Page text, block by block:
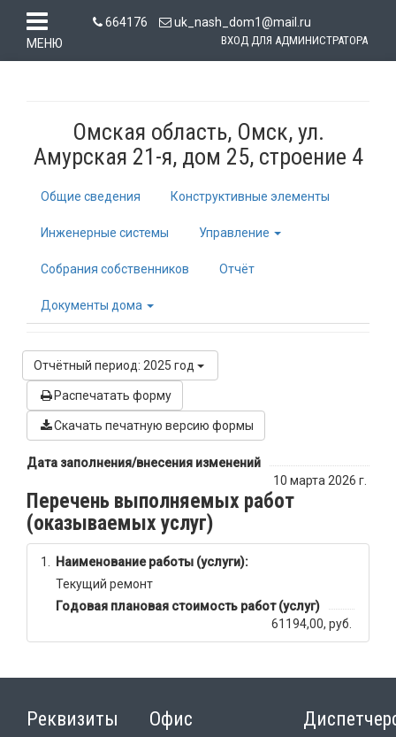
МЕНЮ
664176 uk_nash_dom1@mail.ru
ВХОД ДЛЯ АДМИНИСТРАТОРА
Омская область, Омск, ул.
Амурская 21-я, дом 25, строение 4
Общие сведения Конструктивные элементы
Инженерные системы Управление
Собрания собственников Отчёт
Документы дома
Отчётный период: 2025 год
Распечатать форму
Скачать печатную версию формы
Дата заполнения/внесения изменений
10 марта 2026 г.
Перечень выполняемых работ
(оказываемых услуг)
1.
Наименование работы (услуги):
Текущий ремонт
Годовая плановая стоимость работ (услуг)
61194,00, руб.
Реквизиты Офис